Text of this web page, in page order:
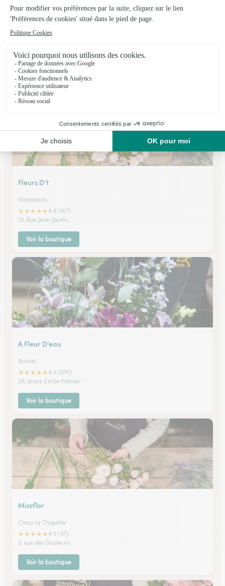
Monceau Fleurs
Meaux
1 cour Raoult
Voir la boutique
Fleurs D’t
Villeparisis
★★★★★4.6 (167)
25 Rue Jean Jaurès
Voir la boutique
A Fleur D’eau
Noisiel
★★★★★4.5 (376)
29, place Emile Menier
Voir la boutique
Missflor
Crecy la Chapelle
★★★★★4.5 (37)
3, rue des Bouleurs
Voir la boutique